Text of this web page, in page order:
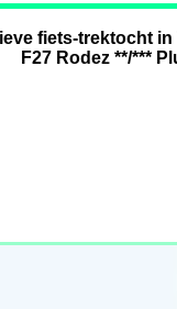
fiets-trektocht in
F27 Rodez **/***